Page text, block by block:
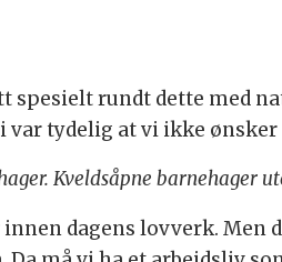
spesielt rundt dette med
var tydelig at vi ikke
Kveldsåpne barnehager
dagens lovverk.